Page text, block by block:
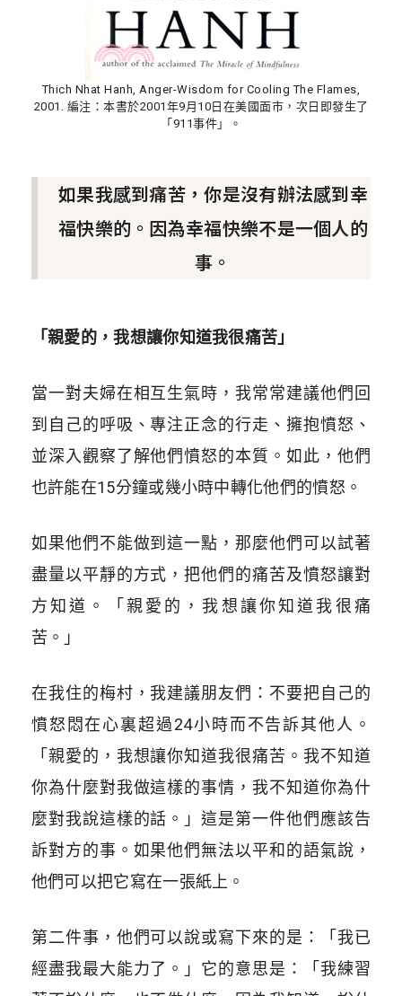
Thich Nhat Hanh, Anger-Wisdom for Cooling The Flames,
2001. 編注：本書於2001年9月10日在美國面市，次日即發生了
「911事件」。
如果我感到痛苦，你是沒有辦法感到幸
福快樂的。因為幸福快樂不是一個人的
事。
「親愛的，我想讓你知道我很痛苦」
當一對夫婦在相互生氣時，我常常建議他們回
到自己的呼吸、專注正念的行走、擁抱憤怒、
並深入觀察了解他們憤怒的本質。如此，他們
也許能在15分鐘或幾小時中轉化他們的憤怒。
如果他們不能做到這一點，那麼他們可以試著
盡量以平靜的方式，把他們的痛苦及憤怒讓對
方知道。「親愛的，我想讓你知道我很痛
苦。」
在我住的梅村，我建議朋友們：不要把自己的
憤怒悶在心裏超過24小時而不告訴其他人。
「親愛的，我想讓你知道我很痛苦。我不知道
你為什麼對我做這樣的事情，我不知道你為什
麼對我說這樣的話。」這是第一件他們應該告
訴對方的事。如果他們無法以平和的語氣說，
他們可以把它寫在一張紙上。
第二件事，他們可以說或寫下來的是：「我已
經盡我最大能力了。」它的意思是：「我練習